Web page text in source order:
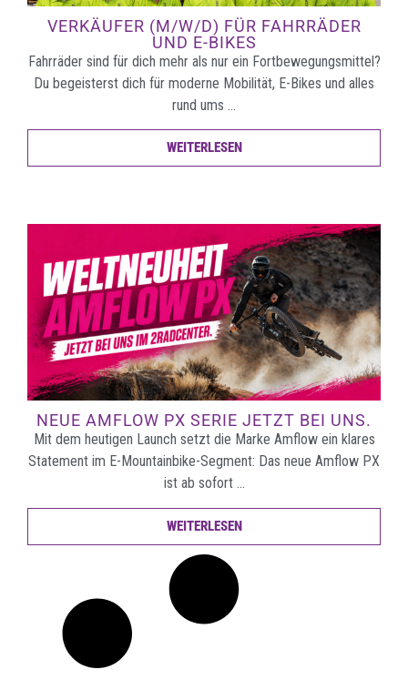
VERKÄUFER (M/W/D) FÜR FAHRRÄDER
UND E-BIKES
Fahrräder sind für dich mehr als nur ein Fortbewegungsmittel?
Du begeisterst dich für moderne Mobilität, E-Bikes und alles
rund ums …
WEITERLESEN
NEUE AMFLOW PX SERIE JETZT BEI UNS.
Mit dem heutigen Launch setzt die Marke Amflow ein klares
Statement im E-Mountainbike-Segment: Das neue Amflow PX
ist ab sofort …
WEITERLESEN